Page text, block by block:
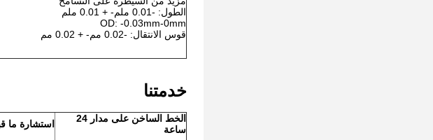
الطول: -0.01 ملم- + 0.01 ملم
OD: -0.03mm-0mm
قوس الانتقال: -0.02 مم- + 0.02 مم
خدمتنا
الخط الساخن على مدار 24
ساعة
استشارة ما